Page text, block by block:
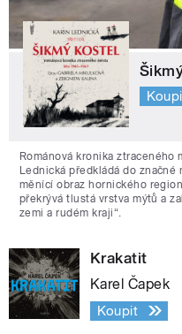
Románová kronika ztraceného
Lednická předkládá do značné
měnící obraz hornického
překrývá tlustá vrstva mýtů a
zemi a rudém kraji“.
Krakatit
Karel Čapek
Koupit